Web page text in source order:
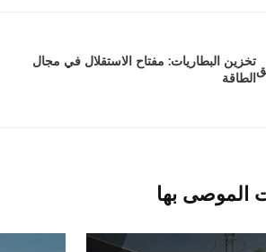
تخزين البطاريات: مفتاح الاستقلال في مجال
الطاقة
الموصى بها